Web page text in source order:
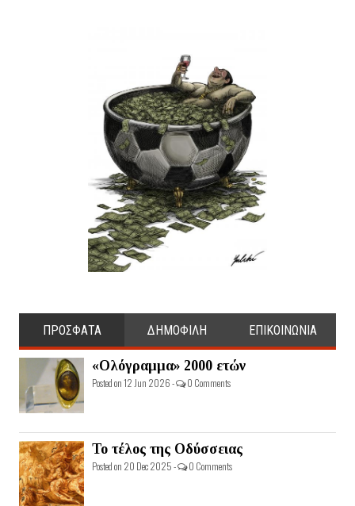
ΠΡΟΣΦΑΤΑ ΔΗΜΟΦΙΛΗ ΕΠΙΚΟΙΝΩΝΙΑ
«Ολόγραμμα» 2000 ετών
Posted on 12 Jun 2026 - 0 Comments
Το τέλος της Οδύσσειας
Posted on 20 Dec 2025 - 0 Comments